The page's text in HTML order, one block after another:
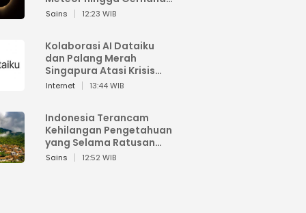
Matahari
Sains 12:23 WIB
Kolaborasi AI Dataiku
dan Palang Merah
Singapura Atasi Krisis
Bencana
Internet 13:44 WIB
Indonesia Terancam
Kehilangan Pengetahuan
yang Selama Ratusan
Tahun Menjaga Alam
Sains 12:52 WIB